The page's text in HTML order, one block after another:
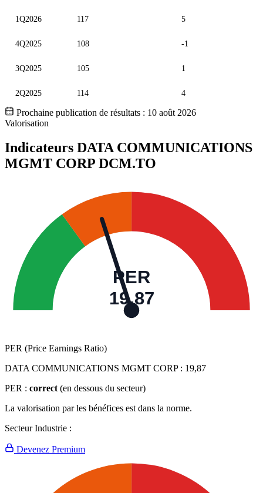
1Q2026 117 5
4Q2025 108 -1
3Q2025 105 1
2Q2025 114 4
Prochaine publication de résultats : 10 août 2026
Valorisation
Indicateurs DATA COMMUNICATIONS
MGMT CORP DCM.TO
PER
19,87
PER (Price Earnings Ratio)
DATA COMMUNICATIONS MGMT CORP : 19,87
PER : correct (en dessous du secteur)
La valorisation par les bénéfices est dans la norme.
Secteur Industrie :
Devenez Premium